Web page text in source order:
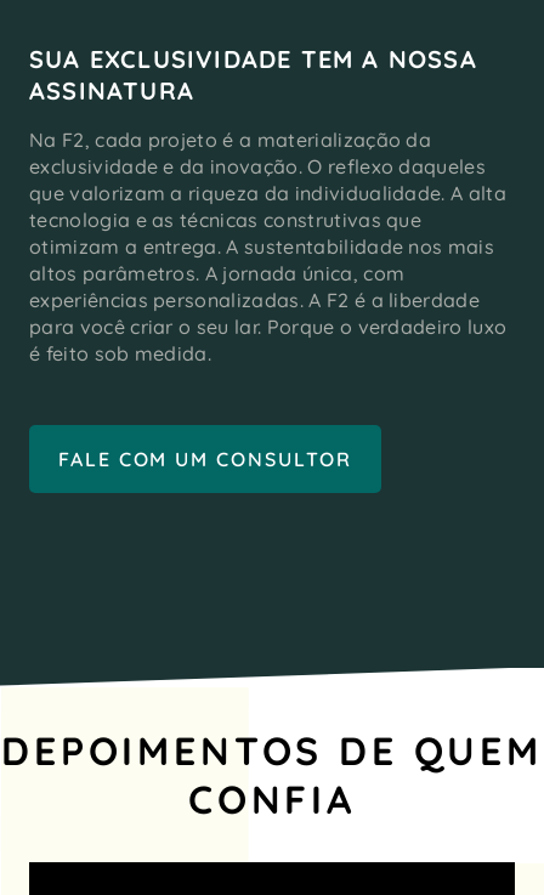
SUA EXCLUSIVIDADE TEM A NOSSA
ASSINATURA
Na F2, cada projeto é a materialização da
exclusividade e da inovação. O reflexo daqueles
que valorizam a riqueza da individualidade. A alta
tecnologia e as técnicas construtivas que
otimizam a entrega. A sustentabilidade nos mais
altos parâmetros. A jornada única, com
experiências personalizadas. A F2 é a liberdade
para você criar o seu lar. Porque o verdadeiro luxo
é feito sob medida.
FALE COM UM CONSULTOR
DEPOIMENTOS DE QUEM
CONFIA